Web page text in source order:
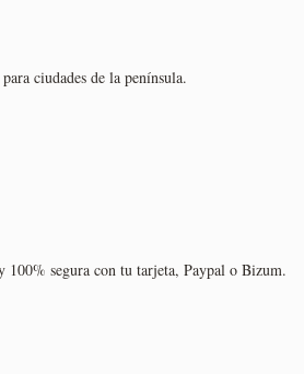
ciudades de la península.
100% segura con tu tarjeta, Paypal o Bizum.